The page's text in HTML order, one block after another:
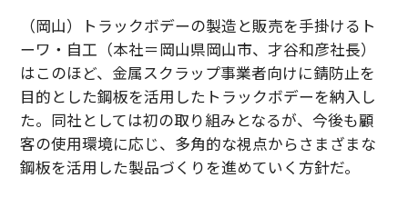
（岡山）トラックボデーの製造と販売を手掛けるト
ーワ・自工（本社＝岡山県岡山市、才谷和彦社長）
はこのほど、金属スクラップ事業者向けに錆防止を
目的とした鋼板を活用したトラックボデーを納入し
た。同社としては初の取り組みとなるが、今後も顧
客の使用環境に応じ、多角的な視点からさまざまな
鋼板を活用した製品づくりを進めていく方針だ。